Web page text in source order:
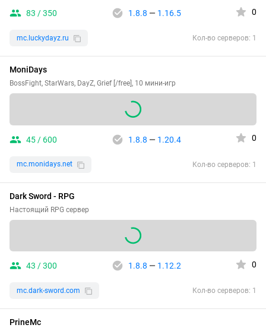
83 / 350 1.8.8 — 1.16.5 0
mc.luckydayz.ru Кол-во серверов: 1
MoniDays
BossFight, StarWars, DayZ, Grief [/free], 10 мини-игр
45 / 600 1.8.8 — 1.20.4 0
mc.monidays.net Кол-во серверов: 1
Dark Sword - RPG
Настоящий RPG сервер
43 / 300 1.8.8 — 1.12.2 0
mc.dark-sword.com Кол-во серверов: 1
PrineMc